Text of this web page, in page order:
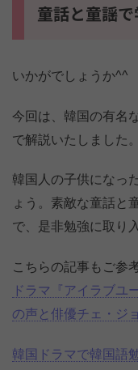
ー
童話と童謡
いかがでしょうか^^
今回は、韓国の有名
で解説いたしました。
韓国人の子供になっ
ょう。素敵な童話と
で、是非勉強に取り
こちらの記事もご参
ドラマ『アイラブユ
の声と俳優チェ・ジ
韓国ドラマで韓国語